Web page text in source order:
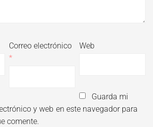
Correo electrónico
*
Web
Guarda mi
y web en este navegador para
comente.